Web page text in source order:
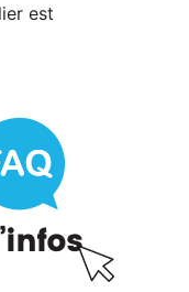
est